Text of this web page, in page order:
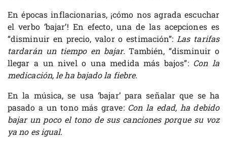
En épocas inflacionarias, ¡cómo nos agrada escuchar
el verbo ‘bajar’! En efecto, una de las acepciones es
“disminuir en precio, valor o estimación”: Las tarifas
tardarán un tiempo en bajar.También, “disminuir o
llegar a un nivel o una medida más bajos”: Con la
medicación, le ha bajado la fiebre.
En la música, se usa ‘bajar’ para señalar que se ha
pasado a un tono más grave: Con la edad, ha debido
bajar un poco el tono de sus canciones porque su voz
ya no es igual.